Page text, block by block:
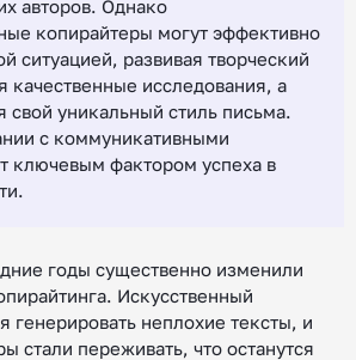
авторов. Однако
копирайтеры могут эффективно
ситуацией, развивая творческий
качественные исследования, а
уникальный стиль письма.
с коммуникативными
ключевым фактором успеха в
годы существенно изменили
Искусственный
генерировать неплохие тексты, и
стали переживать, что останутся